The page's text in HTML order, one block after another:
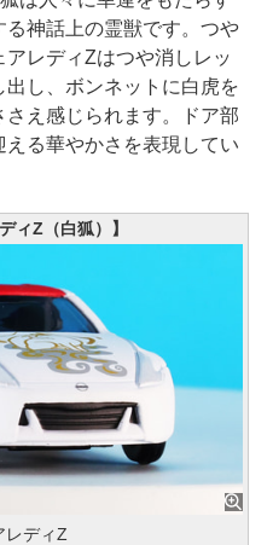
神話上の霊獣です。つや
レディZはつや消しレッ
出し、ボンネットに白虎を
え感じられます。ドア部
る華やかさを表現してい
ィZ（白狐）】
レディZ